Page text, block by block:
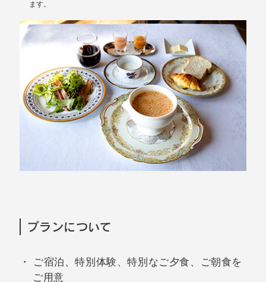
ます。
プランについて
ご宿泊、特別体験、特別なご夕食、ご朝食を
ご用意